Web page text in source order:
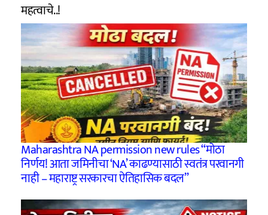
महत्वाचे..!
Maharashtra NA permission new rules “मोठा
निर्णय! आता जमिनीचा ‘NA’ काढण्यासाठी स्वतंत्र परवानगी
नाही – महाराष्ट्र सरकारचा ऐतिहासिक बदल”